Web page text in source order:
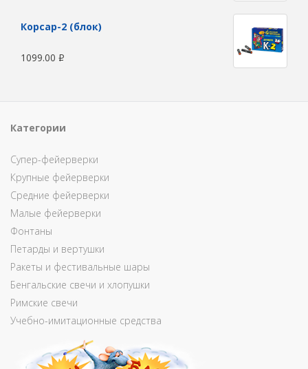
Корсар-2 (блок)
1099.00 Р
Категории
Супер-фейерверки
Крупные фейерверки
Средние фейерверки
Малые фейерверки
Фонтаны
Петарды и вертушки
Ракеты и фестивальные шары
Бенгальские свечи и хлопушки
Римские свечи
Учебно-имитационные средства